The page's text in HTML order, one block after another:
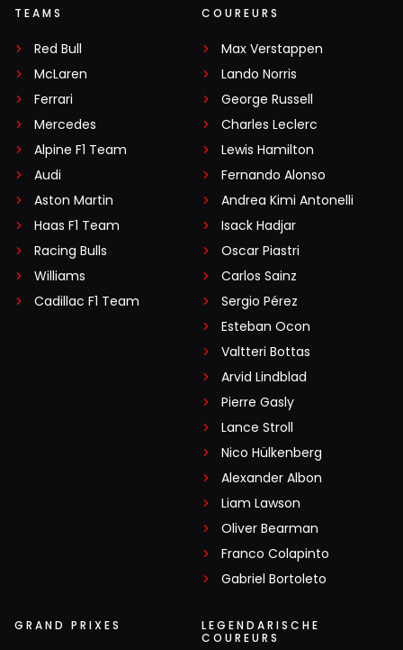
TEAMS
Red Bull
McLaren
Ferrari
Mercedes
Alpine F1 Team
Audi
Aston Martin
Haas F1 Team
Racing Bulls
Williams
Cadillac F1 Team
COUREURS
Max Verstappen
Lando Norris
George Russell
Charles Leclerc
Lewis Hamilton
Fernando Alonso
Andrea Kimi Antonelli
Isack Hadjar
Oscar Piastri
Carlos Sainz
Sergio Pérez
Esteban Ocon
Valtteri Bottas
Arvid Lindblad
Pierre Gasly
Lance Stroll
Nico Hülkenberg
Alexander Albon
Liam Lawson
Oliver Bearman
Franco Colapinto
Gabriel Bortoleto
GRAND PRIXES
LEGENDARISCHE
COUREURS